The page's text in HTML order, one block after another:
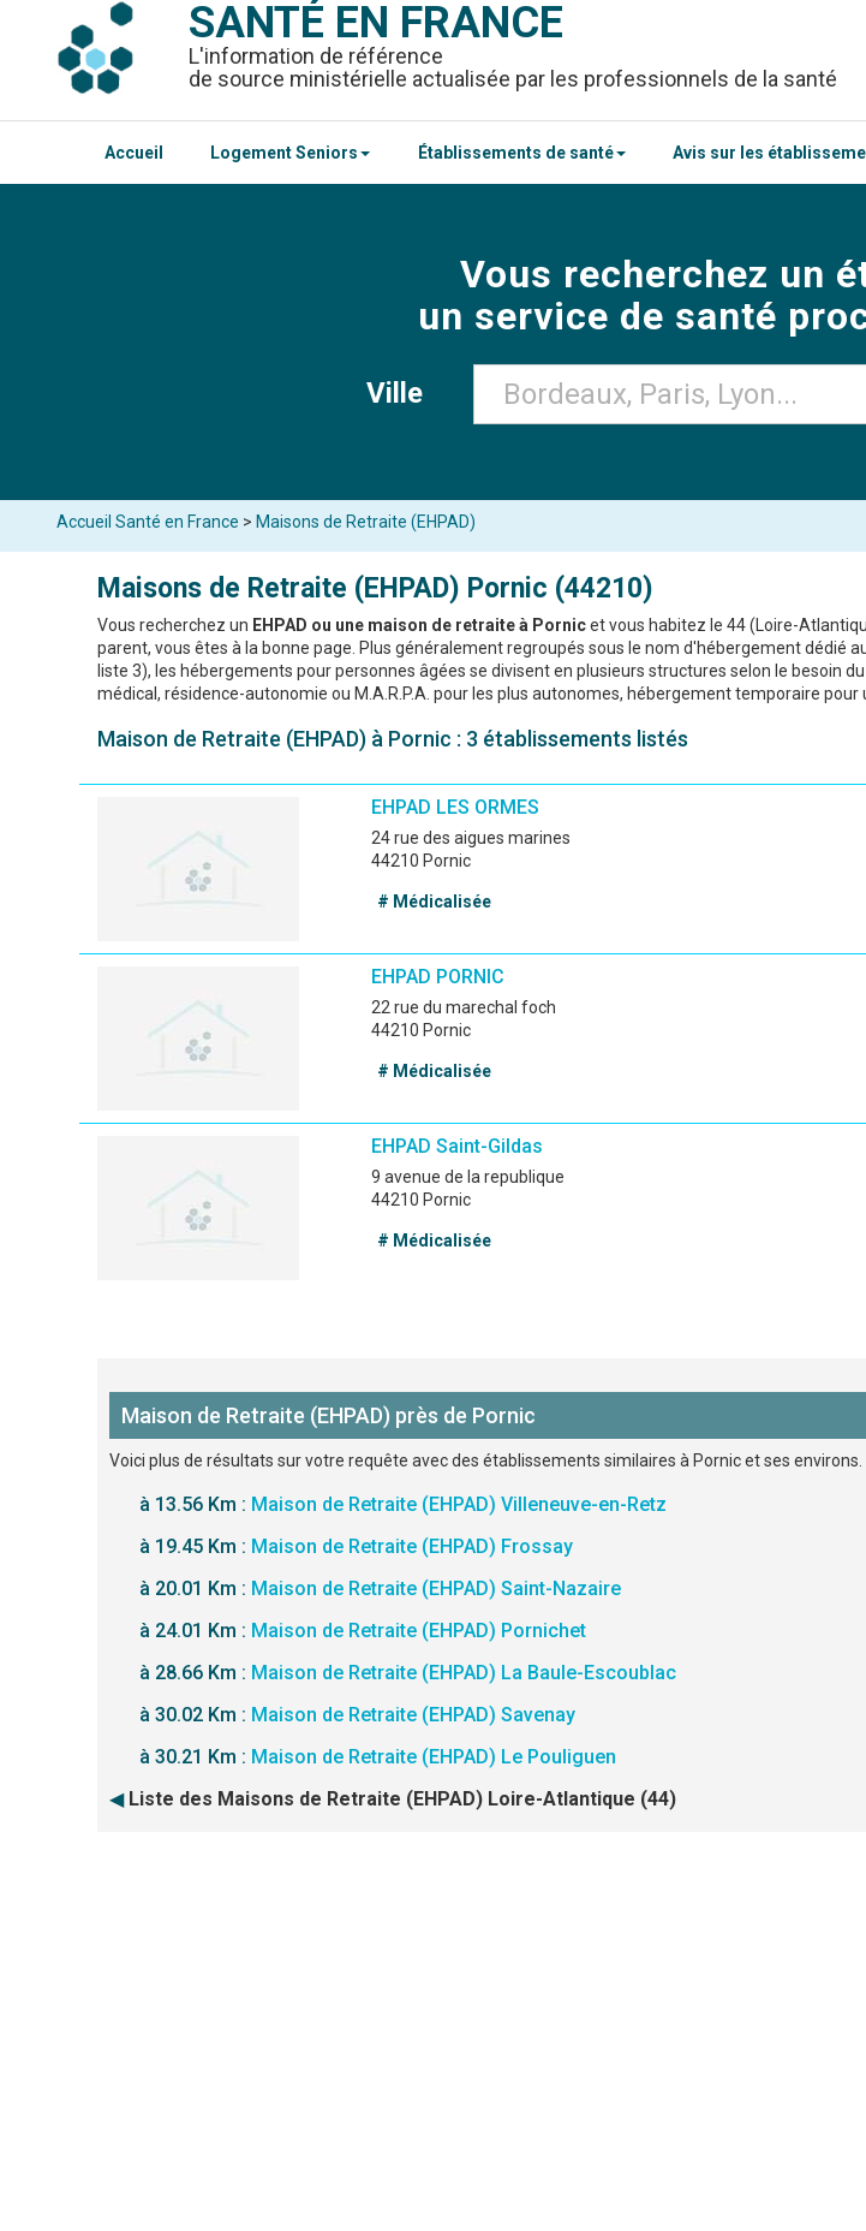
SANTÉ EN FRANCE
L'information de référence
de source ministérielle actualisée par les professionnels de la santé
Accueil Logement Seniors Établissements de santé Avis sur les
Vous recherchez un
un service de santé
Ville
Accueil Santé en France > Maisons de Retraite (EHPAD)
Maisons de Retraite (EHPAD) Pornic (44210)
Vous recherchez un EHPAD ou une maison de retraite à Pornicet vous habitez le 44 (Loire-
parent, vous êtes à la bonne page. Plus généralement regroupés sous le nom d'hébergement dédié
liste 3), les hébergements pour personnes âgées se divisent en plusieurs structures selon le besoin du
médical, résidence-autonomie ou M.A.R.P.A. pour les plus autonomes, hébergement temporaire pour
Maison de Retraite (EHPAD) à Pornic : 3 établissements listés
EHPAD LES ORMES
24 rue des aigues marines
44210 Pornic
# Médicalisée
EHPAD PORNIC
22 rue du marechal foch
44210 Pornic
# Médicalisée
EHPAD Saint-Gildas
9 avenue de la republique
44210 Pornic
# Médicalisée
Maison de Retraite (EHPAD) près de Pornic
Voici plus de résultats sur votre requête avec des établissements similaires à Pornic et ses environs.
à 13.56 Km : Maison de Retraite (EHPAD) Villeneuve-en-Retz
à 19.45 Km : Maison de Retraite (EHPAD) Frossay
à 20.01 Km : Maison de Retraite (EHPAD) Saint-Nazaire
à 24.01 Km : Maison de Retraite (EHPAD) Pornichet
à 28.66 Km : Maison de Retraite (EHPAD) La Baule-Escoublac
à 30.02 Km : Maison de Retraite (EHPAD) Savenay
à 30.21 Km : Maison de Retraite (EHPAD) Le Pouliguen
◀ Liste des Maisons de Retraite (EHPAD) Loire-Atlantique (44)